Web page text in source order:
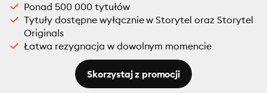
Ponad 500 000 tytułów
Tytuły dostępne wyłącznie w Storytel oraz Storytel
Originals
Łatwa rezygnacja w dowolnym momencie
Skorzystaj z promocji